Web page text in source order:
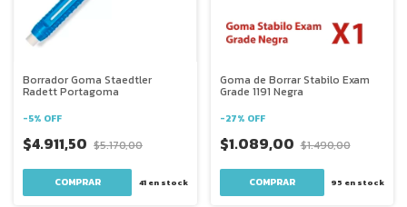
Borrador Goma Staedtler
Radett Portagoma
-5% OFF
$4.911,50 $5.170,00
41en stock
Goma de Borrar Stabilo Exam
Grade 1191 Negra
-27% OFF
$1.089,00 $1.490,00
95 en stock